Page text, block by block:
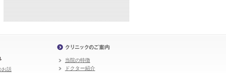
お話
当院の特徴
ドクター紹介